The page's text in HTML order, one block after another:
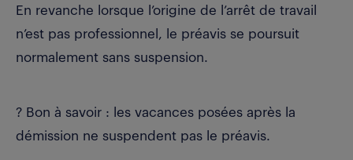
En revanche lorsque l’origine de l’arrêt de travail
n’est pas professionnel, le préavis se poursuit
normalement sans suspension.
? Bon à savoir : les vacances posées après la
démission ne suspendent pas le préavis.